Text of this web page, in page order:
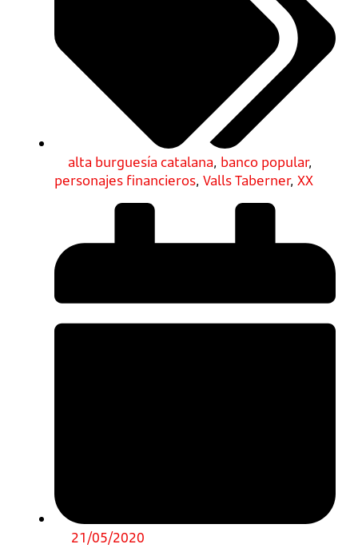
alta burguesía catalana, banco popular,
personajes financieros, Valls Taberner, XX
21/05/2020